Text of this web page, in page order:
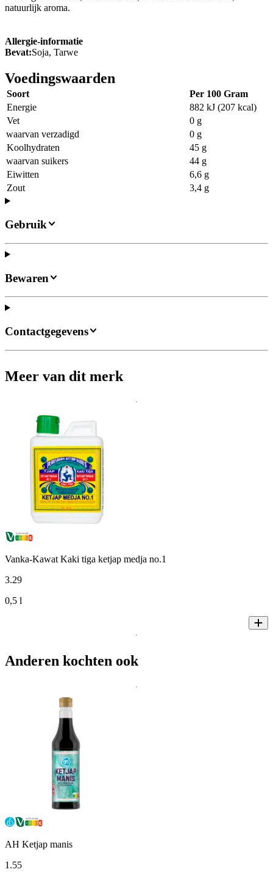
natuurlijk aroma.
Allergie-informatie
Bevat:Soja, Tarwe
Voedingswaarden
Soort
Per 100 Gram
Energie
882 kJ (207 kcal)
Vet
0 g
waarvan verzadigd
0 g
Koolhydraten
45 g
waarvan suikers
44 g
Eiwitten
6,6 g
Zout
3,4 g
Gebruik
Bewaren
Contactgegevens
Meer van dit merk
Vanka-Kawat Kaki tiga ketjap medja no.1
3.29
0,5 l
Anderen kochten ook
AH Ketjap manis
1 .55